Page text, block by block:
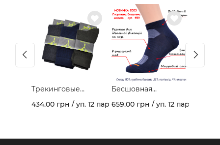
Трекинговые
демисезонные
носки 403В
434.00 грн / уп. 12 пар
Бесшовная
спортивная модель
из гребеночного
659.00 грн / уп. 12 пар